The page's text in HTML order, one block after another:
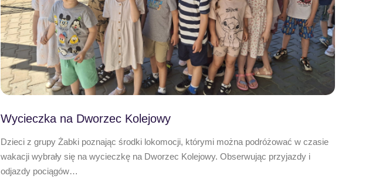
Wycieczka na Dworzec Kolejowy
Dzieci z grupy Żabki poznając środki lokomocji, którymi można podróżować w czasie
wakacji wybrały się na wycieczkę na Dworzec Kolejowy. Obserwując przyjazdy i
odjazdy pociągów…